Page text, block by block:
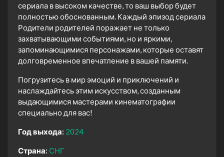
сериала в высоком качестве, то ваш выбор будет
полностью обоснованным. Каждый эпизод сериала
Родители родителей поражает не только
захватывающими событиями, но и яркими,
запоминающимися персонажами, которые оставят
долговременное впечатление в вашей памяти.
Погрузитесь в мир эмоций и приключений и
наслаждайтесь этим искусством, созданным
выдающимися мастерами кинематографии
специально для вас!
Год выхода: 2024
Страна: СНГ